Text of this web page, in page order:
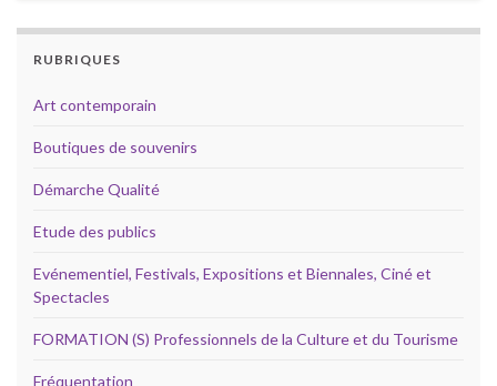
RUBRIQUES
Art contemporain
Boutiques de souvenirs
Démarche Qualité
Etude des publics
Evénementiel, Festivals, Expositions et Biennales, Ciné et
Spectacles
FORMATION (S) Professionnels de la Culture et du Tourisme
Fréquentation